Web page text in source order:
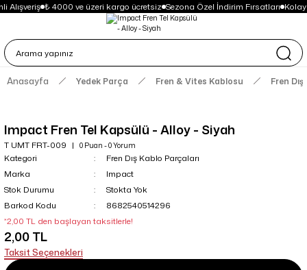
Alışveriş ₺ 4000 ve üzeri kargo ücretsiz Sezona Özel İndirim Fırsatları
Anasayfa Yedek Parça Fren & Vites Kablosu Fren
Impact Fren Tel Kapsülü - Alloy - Siyah
T UMT FRT-009 0 Puan - 0 Yorum
Kategori
Fren Dış Kablo Parçaları
Marka
Impact
Stok Durumu
Stokta Yok
Barkod Kodu
8682540514296
*2,00 TL den başlayan taksitlerle!
2,00 TL
Taksit Seçenekleri